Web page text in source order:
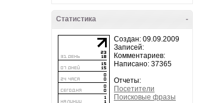
-
Статистика
Создан: 09.09.2009
Записей:
Комментариев:
Написано: 37365
Отчеты:
Посетители
Поисковые фразы